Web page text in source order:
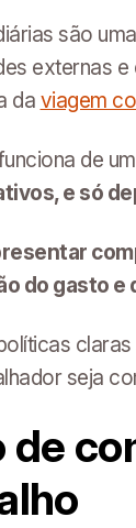
são
externas
da viagem
de
e só
do gasto e
seja
de